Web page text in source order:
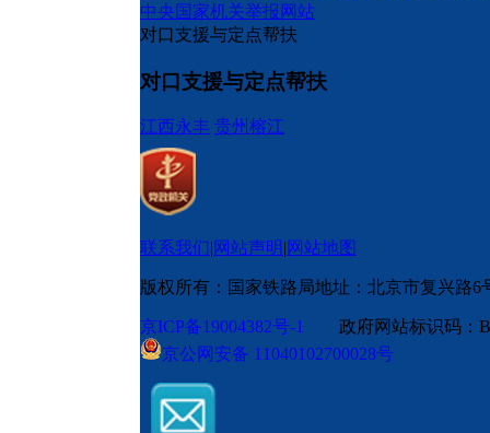
中央国家机关举报网站
对口支援与定点帮扶
对口支援与定点帮扶
江西永丰 贵州榕江
联系我们|网站声明|网站地图
版权所有：国家铁路局地址：北京市复兴路6
京ICP备19004382号-1
政府网站标识码
京公网安备 11040102700028号